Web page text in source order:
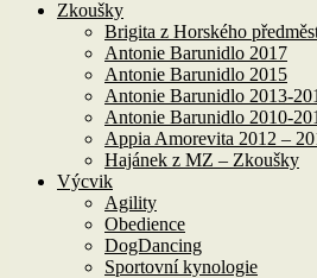
Zkoušky
Brigita z Horského
Antonie Barunidlo 2017
Antonie Barunidlo 2015
Antonie Barunidlo 2013-
Antonie Barunidlo 2010-
Appia Amorevita 2012 –
Hajánek z MZ – Zkoušky
Výcvik
Agility
Obedience
DogDancing
Sportovní kynologie